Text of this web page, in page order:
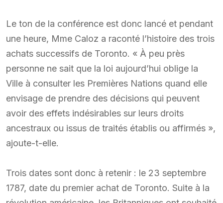
Le ton de la conférence est donc lancé et pendant
une heure, Mme Caloz a raconté l’histoire des trois
achats successifs de Toronto. « À peu près
personne ne sait que la loi aujourd’hui oblige la
Ville à consulter les Premières Nations quand elle
envisage de prendre des décisions qui peuvent
avoir des effets indésirables sur leurs droits
ancestraux ou issus de traités établis ou affirmés »,
ajoute-t-elle.
Trois dates sont donc à retenir : le 23 septembre
1787, date du premier achat de Toronto. Suite à la